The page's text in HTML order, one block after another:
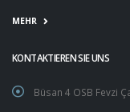
MEHR
KONTAKTIEREN SIE UNS
Büsan 4 OSB Fevzi